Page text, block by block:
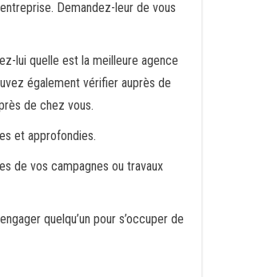
Demandez-leur de vous
lui quelle est la meilleure agence
également vérifier auprès de
de chez vous.
et approfondies.
de vos campagnes ou travaux
quelqu’un pour s’occuper de